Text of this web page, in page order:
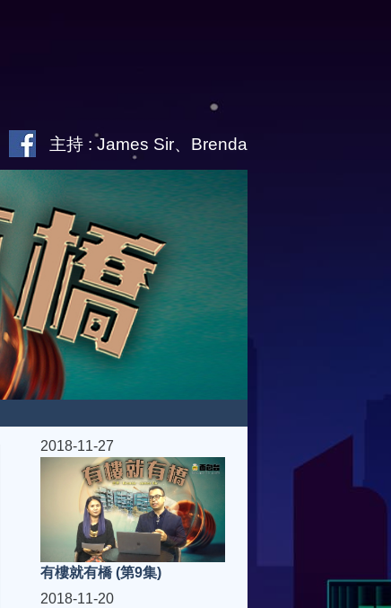
主持 : James Sir、Brenda
2018-11-27
有樓就有橋 (第9集)
2018-11-20